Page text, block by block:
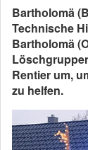
Bartholomä
Technische
Bartholomä
Rentier um,
zu helfen.